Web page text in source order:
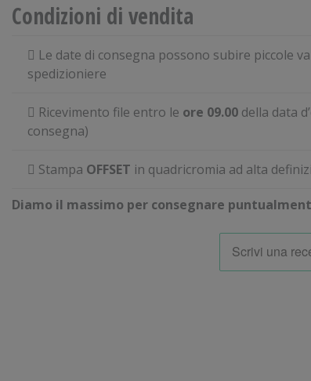
Condizioni di vendita
Le date di consegna possono subire piccole
spedizioniere
Ricevimento file entro le ore 09.00 della data
consegna)
Stampa OFFSET in quadricromia ad alta
Diamo il massimo per consegnare